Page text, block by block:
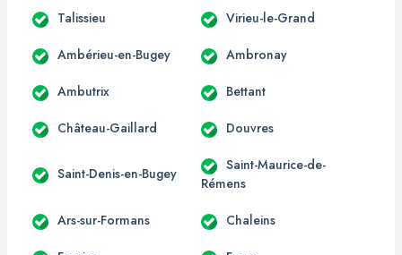
Talissieu Virieu-le-Grand
Ambérieu-en-Bugey Ambronay
Ambutrix Bettant
Château-Gaillard Douvres
Saint-Denis-en-Bugey
Saint-Maurice-de-
Rémens
Ars-sur-Formans Chaleins